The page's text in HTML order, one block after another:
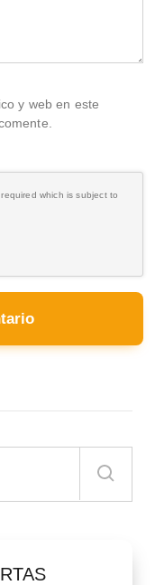
y web en este
which is subject to